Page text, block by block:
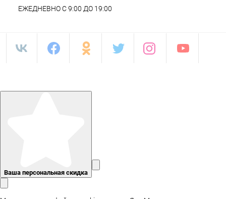
ЕЖЕДНЕВНО С 9:00 ДО 19:00
Ваша персональная скидка